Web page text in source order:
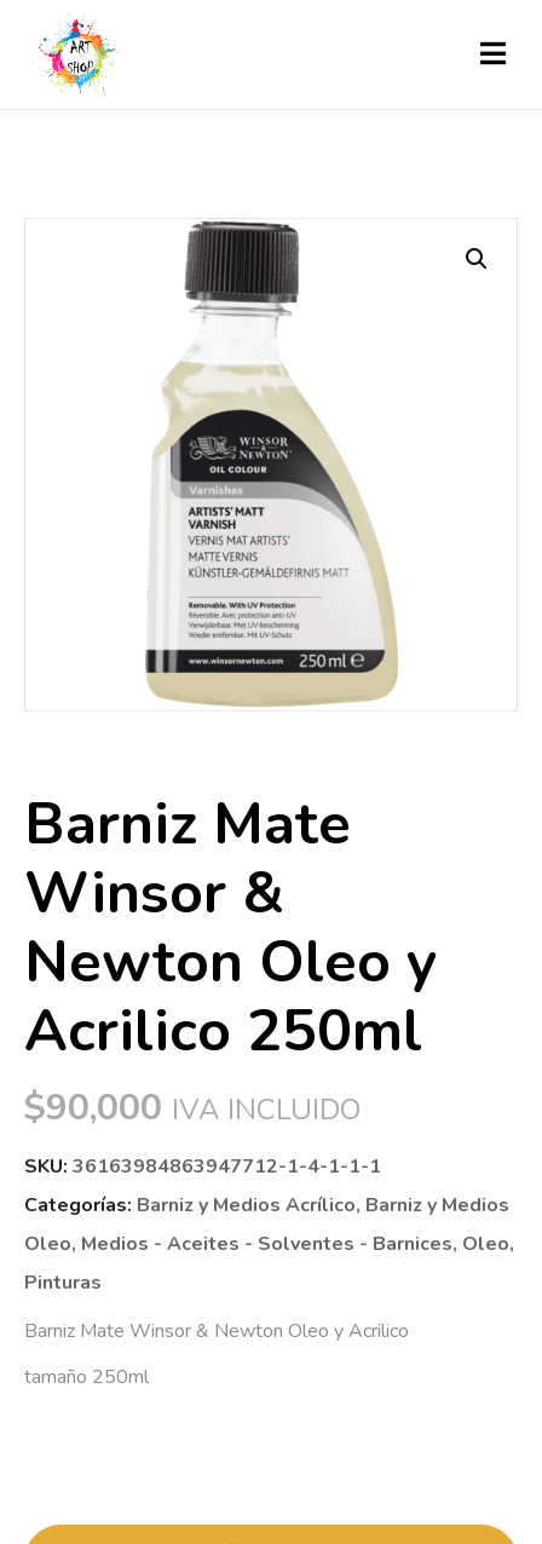
Barniz Mate
Winsor &
Newton Oleo y
Acrilico 250ml
$90,000 IVA INCLUIDO
SKU: 36163984863947712-1-4-1-1-1
Categorías: Barniz y Medios Acrílico, Barniz y Medios
Oleo, Medios - Aceites - Solventes - Barnices, Oleo,
Pinturas
Barniz Mate Winsor & Newton Oleo y Acrilico
tamaño 250ml